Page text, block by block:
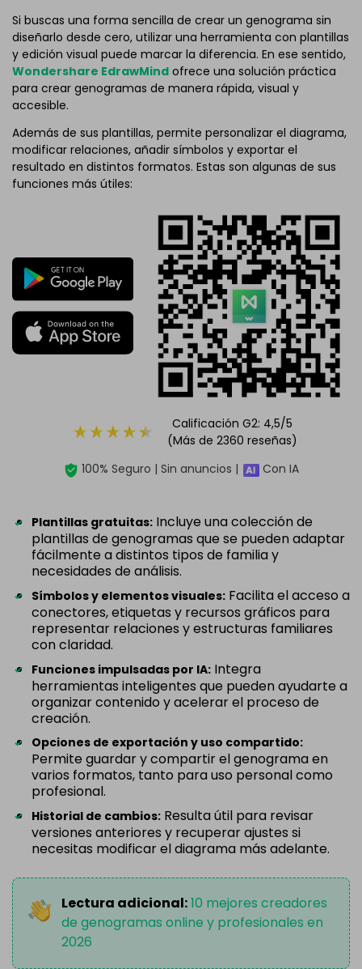
Si buscas una forma sencilla de crear un genograma sin
diseñarlo desde cero, utilizar una herramienta con plantillas
y edición visual puede marcar la diferencia. En ese sentido,
Wondershare EdrawMind ofrece una solución práctica
para crear genogramas de manera rápida, visual y
accesible.
Además de sus plantillas, permite personalizar el diagrama,
modificar relaciones, añadir símbolos y exportar el
resultado en distintos formatos. Estas son algunas de sus
funciones más útiles:
Calificación G2: 4,5/5
(Más de 2360 reseñas)
100% Seguro | Sin anuncios |
Con IA
Plantillas gratuitas: Incluye una colección de
plantillas de genogramas que se pueden adaptar
fácilmente a distintos tipos de familia y
necesidades de análisis.
Símbolos y elementos visuales: Facilita el acceso a
conectores, etiquetas y recursos gráficos para
representar relaciones y estructuras familiares
con claridad.
Funciones impulsadas por IA: Integra
herramientas inteligentes que pueden ayudarte a
organizar contenido y acelerar el proceso de
creación.
Opciones de exportación y uso compartido:
Permite guardar y compartir el genograma en
varios formatos, tanto para uso personal como
profesional.
Historial de cambios: Resulta útil para revisar
versiones anteriores y recuperar ajustes si
necesitas modificar el diagrama más adelante.
Lectura adicional:10 mejores creadores
de genogramas online y profesionales en
2026